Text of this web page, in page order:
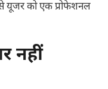
यूजर को एक प्रोफेशनल
नहीं